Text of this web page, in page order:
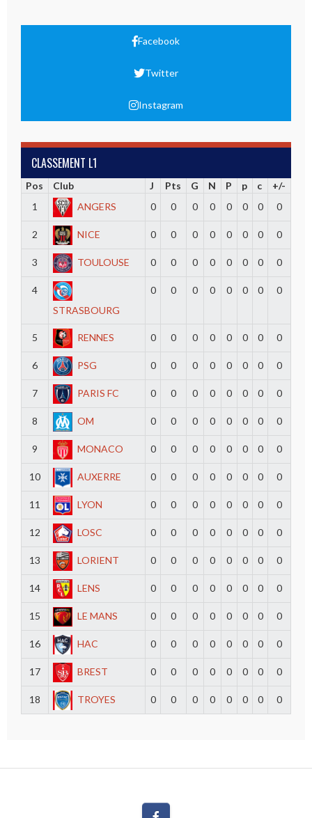
Facebook
Twitter
Instagram
CLASSEMENT L1
Pos Club J Pts G N P p c
+/-
1
ANGERS 0 0 0 0 0 0 0 0
2 NICE 0 0 0 0 0 0 0 0
3 TOULOUSE 0 0 0 0 0 0 0 0
4
STRASBOURG
0 0 0 0 0 0 0 0
5 RENNES 0 0 0 0 0 0 0 0
6 PSG 0 0 0 0 0 0 0 0
7 PARIS FC 0 0 0 0 0 0 0 0
8 OM 0 0 0 0 0 0 0 0
9 MONACO 0 0 0 0 0 0 0 0
10 AUXERRE 0 0 0 0 0 0 0 0
11 LYON 0 0 0 0 0 0 0 0
12 LOSC 0 0 0 0 0 0 0 0
13 LORIENT 0 0 0 0 0 0 0 0
14 LENS 0 0 0 0 0 0 0 0
15 LE MANS 0 0 0 0 0 0 0 0
16 HAC 0 0 0 0 0 0 0 0
17 BREST 0 0 0 0 0 0 0 0
18 TROYES 0 0 0 0 0 0 0 0